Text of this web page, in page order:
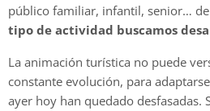
público familiar, infantil, senior…
tipo de actividad buscamos
La animación turística no puede
constante evolución, para
ayer hoy han quedado desfasadas.